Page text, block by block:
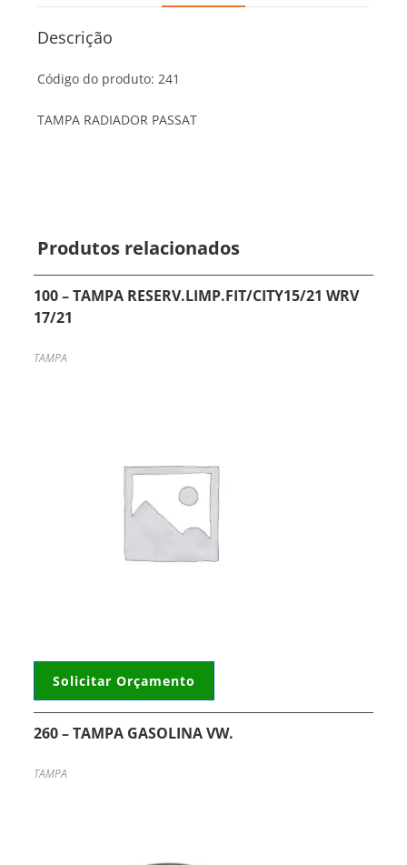
Descrição
Código do produto: 241
TAMPA RADIADOR PASSAT
Produtos relacionados
100 – TAMPA RESERV.LIMP.FIT/CITY15/21 WRV
17/21
TAMPA
Solicitar Orçamento
260 – TAMPA GASOLINA VW.
TAMPA